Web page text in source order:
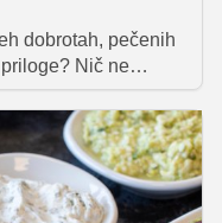
dobrotah, pečenih
Nič ne
okusnih idej, ki
spremenile v